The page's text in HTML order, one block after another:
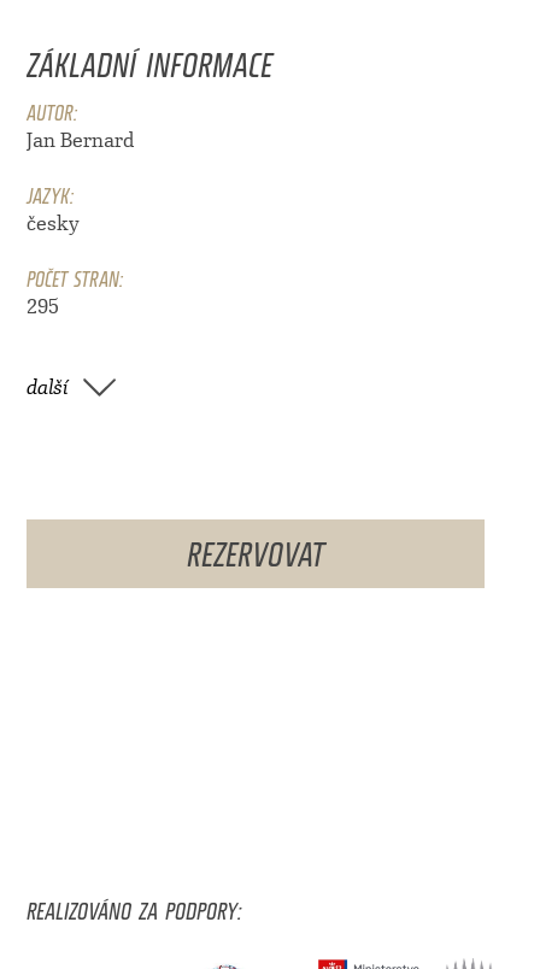
ZÁKLADNÍ INFORMACE
AUTOR:
Jan Bernard
JAZYK:
česky
POČET STRAN:
295
další
REZERVOVAT
REALIZOVÁNO ZA PODPORY: